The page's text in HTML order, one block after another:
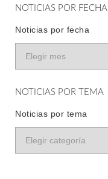
NOTICIAS POR FECHA
Noticias por fecha
NOTICIAS POR TEMA
Noticias por tema